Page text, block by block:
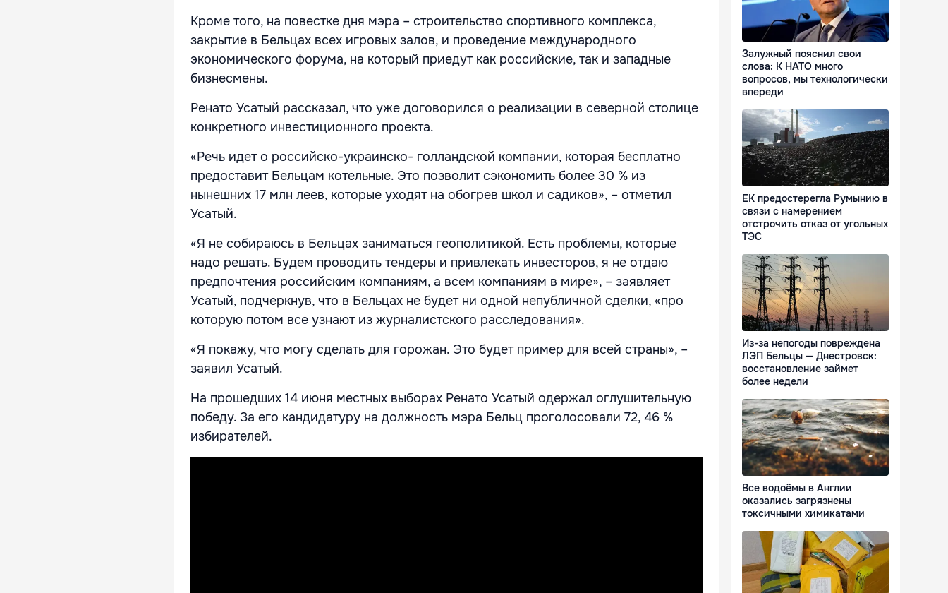
Кроме того, на повестке дня мэра – строительство спортивного комплекса,
закрытие в Бельцах всех игровых залов, и проведение международного
экономического форума, на который приедут как российские, так и западные
бизнесмены.
Ренато Усатый рассказал, что уже договорился о реализации в северной столице
конкретного инвестиционного проекта.
«Речь идет о российско-украинско- голландской компании, которая бесплатно
предоставит Бельцам котельные. Это позволит сэкономить более 30 % из
нынешних 17 млн леев, которые уходят на обогрев школ и садиков», – отметил
Усатый.
«Я не собираюсь в Бельцах заниматься геополитикой. Есть проблемы, которые
надо решать. Будем проводить тендеры и привлекать инвесторов, я не отдаю
предпочтения российским компаниям, а всем компаниям в мире», – заявляет
Усатый, подчеркнув, что в Бельцах не будет ни одной непубличной сделки, «про
которую потом все узнают из журналистского расследования».
«Я покажу, что могу сделать для горожан. Это будет пример для всей страны», –
заявил Усатый.
На прошедших 14 июня местных выборах Ренато Усатый одержал оглушительную
победу. За его кандидатуру на должность мэра Бельц проголосовали 72, 46 %
избирателей.
Залужный пояснил свои
слова: К НАТО много
вопросов, мы технологически
впереди
ЕК предостерегла Румынию в
связи с намерением
отстрочить отказ от угольных
ТЭС
Из-за непогоды повреждена
ЛЭП Бельцы — Днестровск:
восстановление займет
более недели
Все водоёмы в Англии
оказались загрязнены
токсичными химикатами